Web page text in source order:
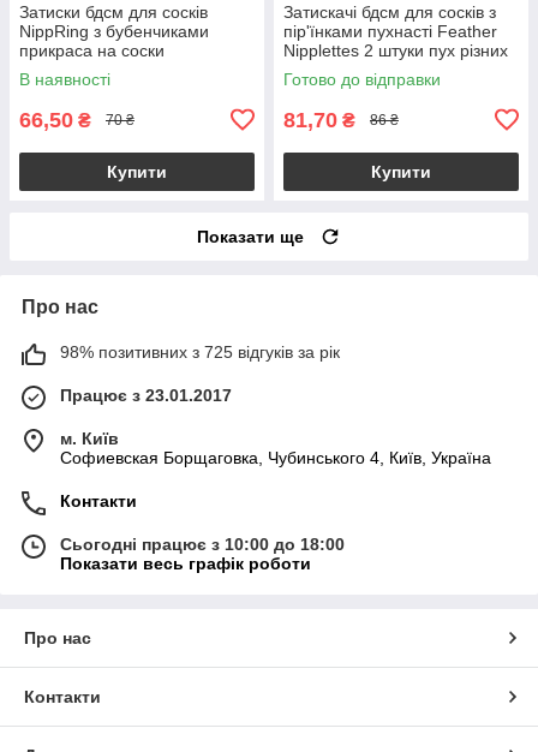
Затиски бдсм для сосків
NippRing з бубенчиками
прикраса на соски
В наявності
66,50 ₴ 70 ₴
Купити
Затискачі бдсм для сосків з
пір'їнками пухнасті Feather
Nipplettes 2 штуки пух різних
кольорів
Готово до відправки
81,70 ₴ 86 ₴
Купити
Показати ще
Про нас
98% позитивних з 725 відгуків за рік
Працює з 23.01.2017
м. Київ
Софиевская Борщаговка, Чубинського 4, Київ, Україна
Контакти
Сьогодні працює з 10:00 до 18:00
Показати весь графік роботи
Про нас
Контакти